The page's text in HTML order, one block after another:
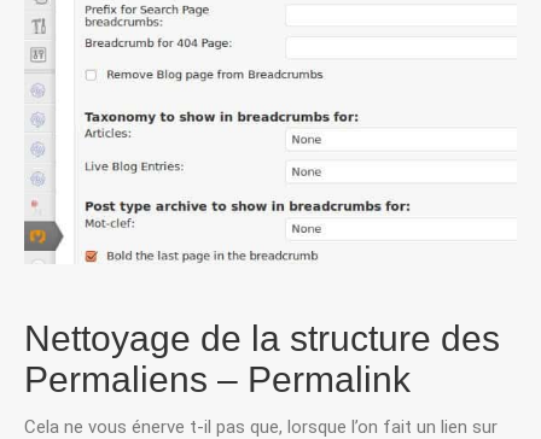
Nettoyage de la structure des
Permaliens – Permalink
Cela ne vous énerve t-il pas que, lorsque l’on fait un lien sur